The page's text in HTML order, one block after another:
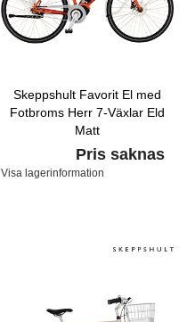
Skeppshult Favorit El med
Fotbroms Herr 7-Växlar Eld
Matt
Pris saknas
Visa lagerinformation